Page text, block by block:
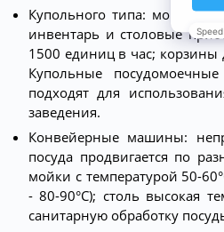
Купольного типа: моют
инвентарь и столовые
1500 единиц в час;
Купольные
подходят для
заведения.
Конвейерные машины:
посуда продвигается по
мойки с температурой 50-
- 80-90°C); столь высокая
санитарную обработку